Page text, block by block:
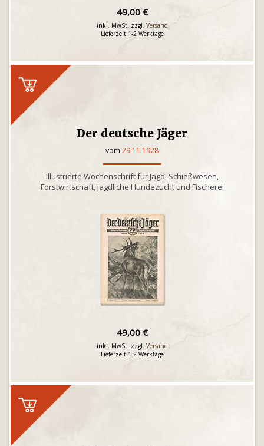
49,00 €
inkl. MwSt. zzgl. Versand
Lieferzeit 1-2 Werktage
Der deutsche Jäger
vom 29.11.1928
Illustrierte Wochenschrift für Jagd, Schießwesen,
Forstwirtschaft, jagdliche Hundezucht und Fischerei
49,00 €
inkl. MwSt. zzgl. Versand
Lieferzeit 1-2 Werktage